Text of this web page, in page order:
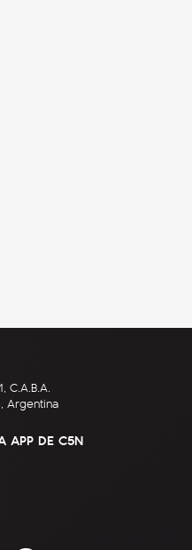
C.A.B.A.
Argentina
APP DE C5N